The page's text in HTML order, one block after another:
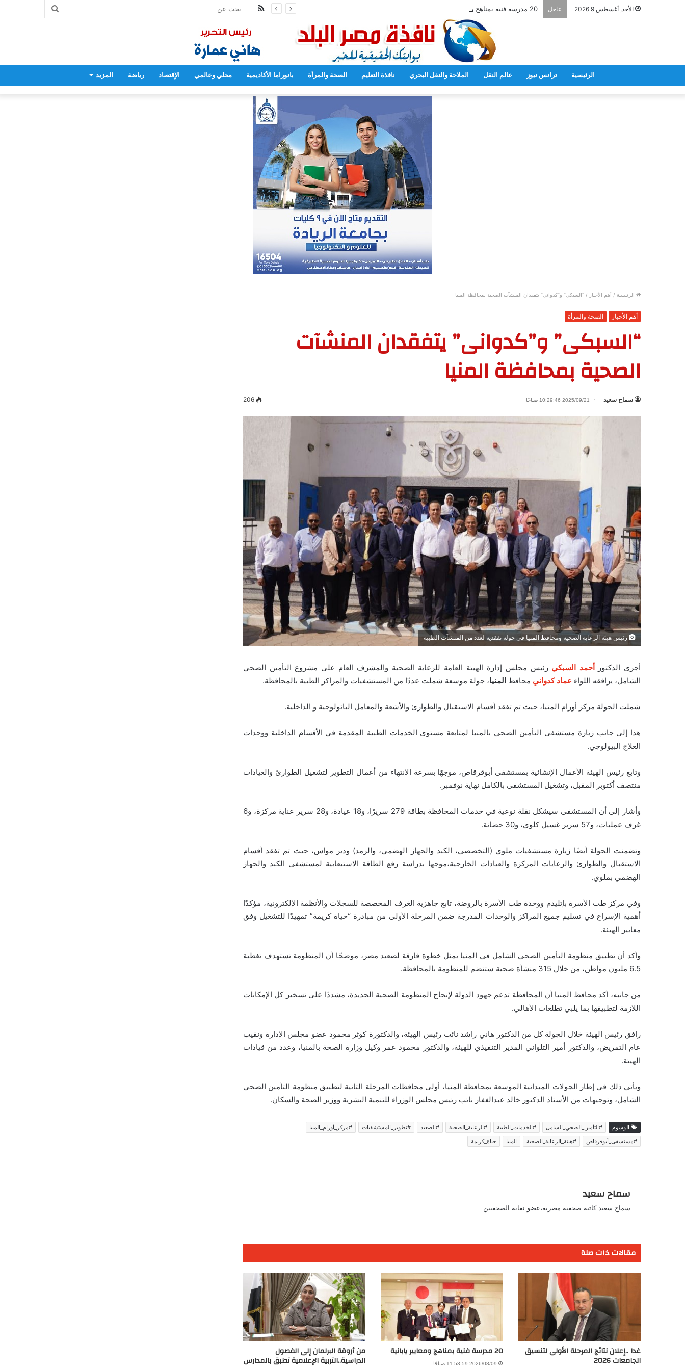
الأحد, أغسطس 9 2026 عاجل 20 مدرسة فنية بمناهج ومعايير يابانية
بحث
ملخص
الموقع
RSS
الرئيسية ترانس نيوز عالم النقل الملاحة والنقل البحري نافذة التعليم الصحة والمرأة بانوراما الأكاديمية محلي وعالمي الإقتصاد رياضة المزيد
الرئيسية / أهم الأخبار / “السبكى” و”كدوانى” يتفقدان المنشآت الصحية بمحافظة المنيا
أهم الأخبار الصحة والمرأة
“السبكى” و”كدوانى” يتفقدان المنشآت
الصحية بمحافظة المنيا
سماح سعيد 2025/09/21 10:29:46 صباحًا 206
رئيس هيئة الرعاية الصحية ومحافظ المنيا فى جولة تفقدية لعدد من المنشآت الطبية
أجرى الدكتورأحمد السبكي رئيس مجلس إدارة الهيئة العامة للرعاية الصحية والمشرف العام على مشروع التأمين الصحي
الشامل، يرافقه اللواء عماد كدواني محافظ المنيا، جولة موسعة شملت عددًا من المستشفيات والمراكز الطبية بالمحافظة.
شملت الجولة مركز أورام المنيا، حيث تم تفقد أقسام الاستقبال والطوارئ والأشعة والمعامل الباثولوجية و الداخلية.
هذا إلى جانب زيارة مستشفى التأمين الصحي بالمنيا لمتابعة مستوى الخدمات الطبية المقدمة في الأقسام الداخلية ووحدات
العلاج البيولوجي.
وتابع رئيس الهيئة الأعمال الإنشائية بمستشفى أبوقرقاص، موجهًا بسرعة الانتهاء من أعمال التطوير لتشغيل الطوارئ والعيادات
منتصف أكتوبر المقبل، وتشغيل المستشفى بالكامل نهاية نوفمبر.
وأشار إلى أن المستشفى سيشكل نقلة نوعية في خدمات المحافظة بطاقة 279 سريرًا، و18 عيادة، و28 سرير عناية مركزة، و6
غرف عمليات، و57 سرير غسيل كلوي، و30 حضانة.
وتضمنت الجولة أيضًا زيارة مستشفيات ملوي (التخصصي، الكبد والجهاز الهضمي، والرمد) ودير مواس، حيث تم تفقد أقسام
الاستقبال والطوارئ والرعايات المركزة والعيادات الخارجية،موجها بدراسة رفع الطاقة الاستيعابية لمستشفى الكبد والجهاز
الهضمي بملوي.
وفي مركز طب الأسرة بإتليدم ووحدة طب الأسرة بالروضة، تابع جاهزية الغرف المخصصة للسجلات والأنظمة الإلكترونية، مؤكدًا
أهمية الإسراع في تسليم جميع المراكز والوحدات المدرجة ضمن المرحلة الأولى من مبادرة “حياة كريمة” تمهيدًا للتشغيل وفق
معايير الهيئة.
وأكد أن تطبيق منظومة التأمين الصحي الشامل في المنيا يمثل خطوة فارقة لصعيد مصر، موضحًا أن المنظومة تستهدف تغطية
6.5 مليون مواطن، من خلال 315 منشأة صحية ستنضم للمنظومة بالمحافظة.
من جانبه، أكد محافظ المنيا أن المحافظة تدعم جهود الدولة لإنجاح المنظومة الصحية الجديدة، مشددًا على تسخير كل الإمكانات
اللازمة لتطبيقها بما يلبي تطلعات الأهالي.
رافق رئيس الهيئة خلال الجولة كل من الدكتور هاني راشد نائب رئيس الهيئة، والدكتورة كوثر محمود عضو مجلس الإدارة ونقيب
عام التمريض، والدكتور أمير التلواني المدير التنفيذي للهيئة، والدكتور محمود عمر وكيل وزارة الصحة بالمنيا، وعدد من قيادات
الهيئة.
ويأتي ذلك في إطار الجولات الميدانية الموسعة بمحافظة المنيا، أولى محافظات المرحلة الثانية لتطبيق منظومة التأمين الصحي
الشامل، وتوجيهات من الأستاذ الدكتور خالد عبدالغفار نائب رئيس مجلس الوزراء للتنمية البشرية ووزير الصحة والسكان.
الوسوم #التأمين_الصحي_الشامل #الخدمات_الطبية #الرعاية_الصحية #الصعيد #تطوير_المستشفيات
#مركز_أورام_المنيا
#مستشفى_أبوقرقاص
#هيئة_الرعاية_الصحية المنيا حياة_كريمة
سماح سعيد
سماح سعيد كاتبة صحفية مصرية،عضو نقابة الصحفيين
مقالات ذات صلة
غدا ..إعلان نتائج المرحلة الأولى لتنسيق
الجامعات 2026
20 مدرسة فنية بمناهج ومعايير يابانية
2026/08/09 11:53:59 صباحًا
من أروقة البرلمان إلى الفصول
الدراسية..التربية الإعلامية تطبق بالمدارس